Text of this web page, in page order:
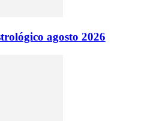
agosto 2026